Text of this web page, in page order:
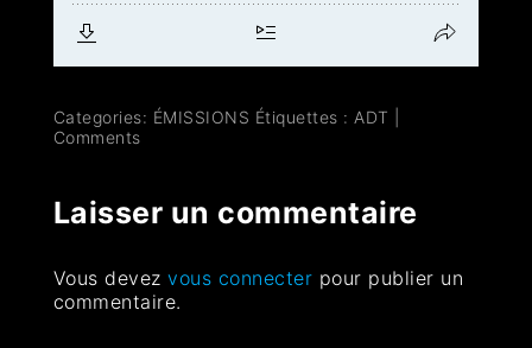
Categories: ÉMISSIONS Étiquettes : ADT
Comments
Laisser un commentaire
Vous devezvous connecter pour publier un
commentaire.